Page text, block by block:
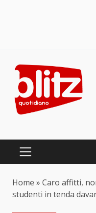
content
PRIMARY
Home » Caro affitti,
studenti in tenda